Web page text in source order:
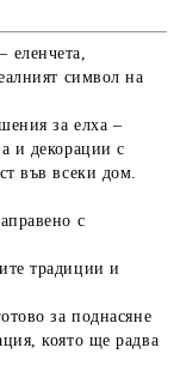
– еленчета,
символ на
за елха –
и декорации с
във всеки дом.
с
традиции и
за поднасяне
която ще радва